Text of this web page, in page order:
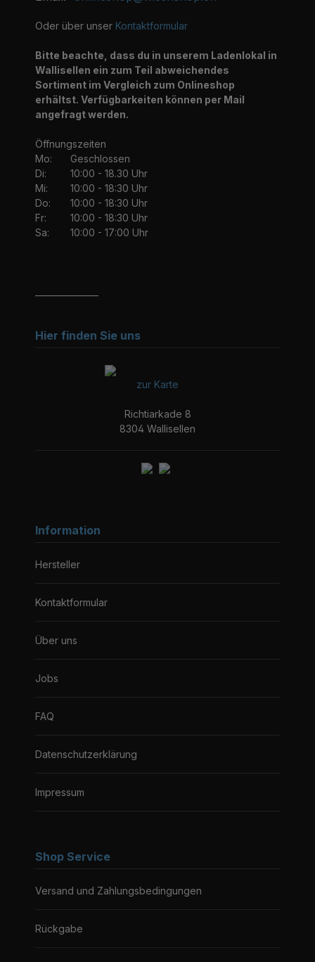
Oder über unser Kontaktformular
Bitte beachte, dass du in unserem Ladenlokal in
Wallisellen ein zum Teil abweichendes
Sortiment im Vergleich zum Onlineshop
erhältst. Verfügbarkeiten können per Mail
angefragt werden.
Öffnungszeiten
Mo:
Geschlossen
Di:
10:00 - 18.30 Uhr
Mi:
10:00 - 18:30 Uhr
Do:
10:00 - 18:30 Uhr
Fr:
10:00 - 18:30 Uhr
Sa:
10:00 - 17:00 Uhr
Hier finden Sie uns
zur Karte
Richtiarkade 8
8304 Wallisellen
Information
Hersteller
Kontaktformular
Über uns
Jobs
FAQ
Datenschutzerklärung
Impressum
Shop Service
Versand und Zahlungsbedingungen
Rückgabe